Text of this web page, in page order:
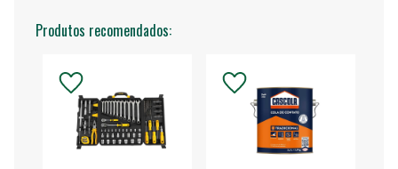
Produtos recomendados: